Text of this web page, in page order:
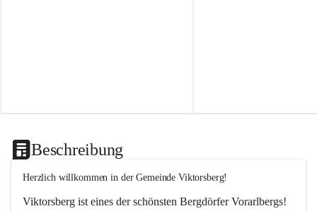
Beschreibung
Herzlich willkommen in der Gemeinde Viktorsberg!
Viktorsberg ist eines der schönsten Bergdörfer Vorarlbergs!